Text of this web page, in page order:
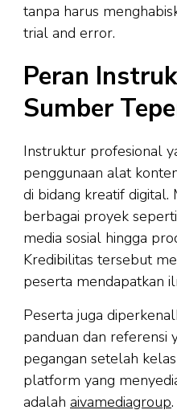
tanpa harus
trial and error.
Peran
Sumber
Instruktur profesional
penggunaan alat
di bidang kreatif digital.
berbagai proyek
media sosial hingga
Kredibilitas tersebut
peserta mendapatkan
Peserta juga
panduan dan referensi
pegangan setelah
platform yang
adalah aivamediagroup.